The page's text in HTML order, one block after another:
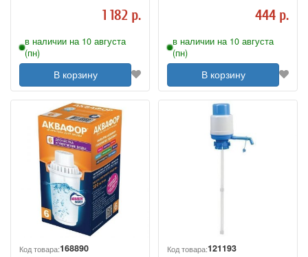
РЕЖИМА, АККУМУЛЯТОР,
АДАПТЕР, пластик, 4552171 182 р.
в наличии на 10 августа
(пн)
В корзину
444 р.
в наличии на 10 августа
(пн)
В корзину
Код товара:168890 Код товара:121193